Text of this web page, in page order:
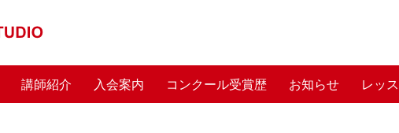
講師紹介 入会案内 コンクール受賞歴 お知らせ レッ